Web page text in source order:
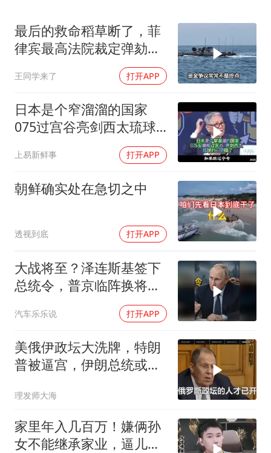
湖北启动重大气象灾害三级应急响应
费大厨口号更改 不再宣传小炒肉大王
56岁刘奕君跟13岁女儿合跳
最后的救命稻草断了，菲
律宾最高法院裁定弹劾合
王同学来了 打开APP
日本是个窄溜溜的国家
075过宫谷亮剑西太琉球
上易新鲜事 打开APP
朝鲜确实处在急切之中
透视到底 打开APP
大战将至？泽连斯基签下
总统令，普京临阵换将，
汽车乐乐说 打开APP
美俄伊政坛大洗牌，特朗
普被逼宫，伊朗总统或下
理发师大海
家里年入几百万！嫌俩孙
女不能继承家业，逼儿媳